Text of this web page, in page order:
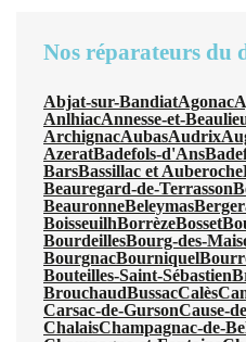
Nos réparateurs du
Abjat-sur-BandiatAgonac
AnlhiacAnnesse-et-
ArchignacAubasAudrix
AzeratBadefols-d'Ans
BarsBassillac et Auberoche
Beauregard-de-Terrasson
BeauronneBeleymas
BoisseuilhBorrèzeBosset
BourdeillesBourg-des-
BourgnacBourniquel
Bouteilles-Saint-Sébastien
BrouchaudBussacCalès
Carsac-de-GursonCause-
ChalaisChampagnac-de-